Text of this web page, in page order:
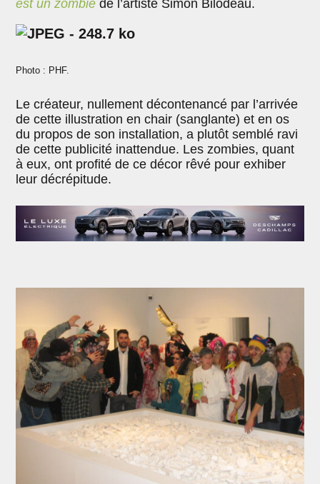
est un zombie de l’artiste Simon Bilodeau.
Photo : PHF.
Le créateur, nullement décontenancé par l’arrivée
de cette illustration en chair (sanglante) et en os
du propos de son installation, a plutôt semblé ravi
de cette publicité inattendue. Les zombies, quant
à eux, ont profité de ce décor rêvé pour exhiber
leur décrépitude.